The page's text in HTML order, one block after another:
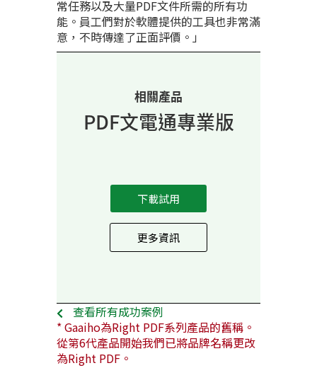
常任務以及大量PDF文件所需的所有功
能。員工們對於軟體提供的工具也非常滿
意，不時傳達了正面評價。」
相關產品
PDF文電通專業版
下載試用
更多資訊
查看所有成功案例
* Gaaiho為Right PDF系列產品的舊稱。
從第6代產品開始我們已將品牌名稱更改
為Right PDF。